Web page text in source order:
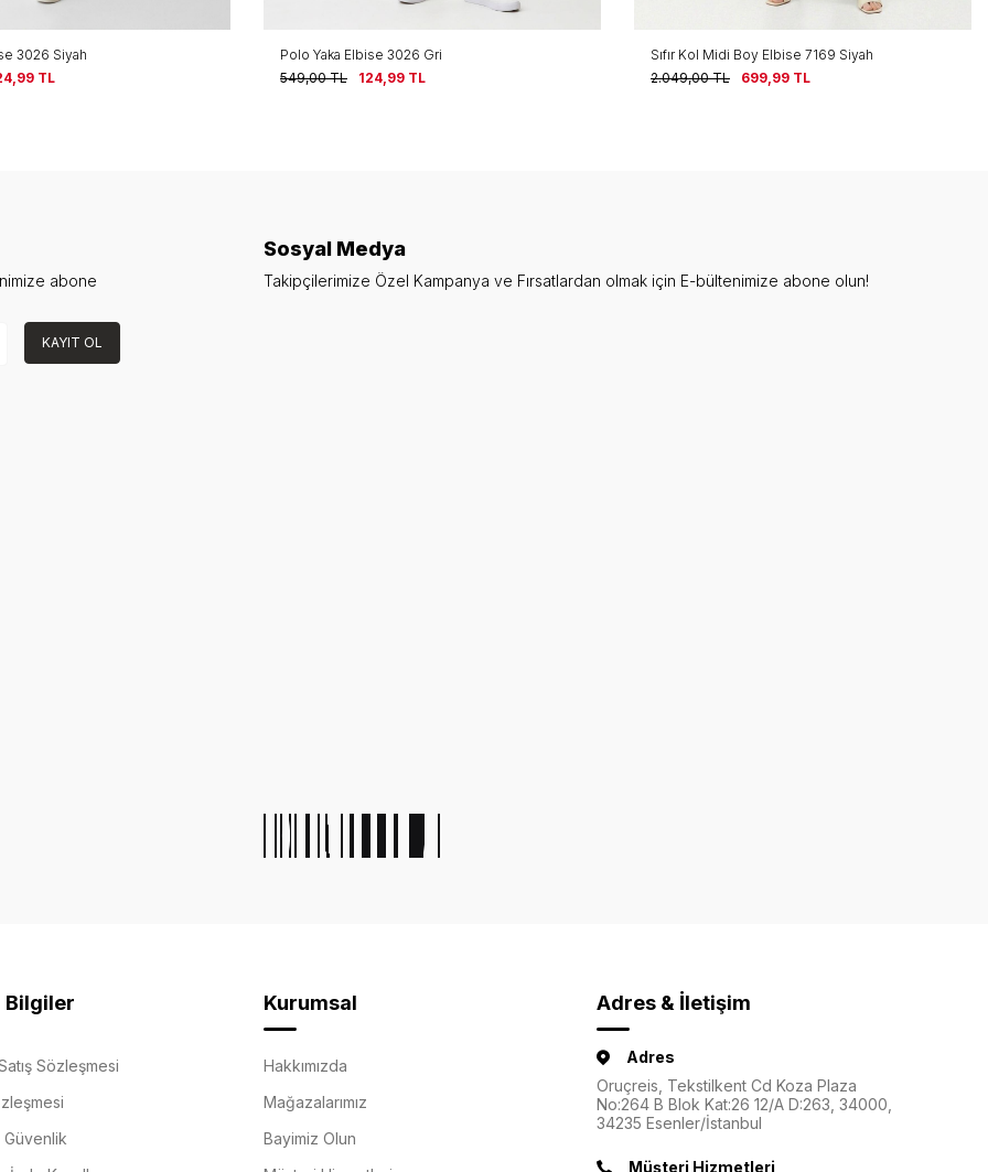
3026 Siyah
TL
Polo Yaka Elbise 3026 Gri
549,00TL 124,99 TL
Sıfır Kol Midi Boy Elbise 7169 Siyah
2.049,00TL 699,99 TL
abone
KAYIT OL
Sosyal Medya
Takipçilerimize Özel Kampanya ve Fırsatlardan olmak için E-bültenimize abone olun!
Bilgiler
Sözleşmesi
Kurumsal
Hakkımızda
Mağazalarımız
Bayimiz Olun
Adres & İletişim
Adres
Oruçreis, Tekstilkent Cd Koza Plaza
No:264 B Blok Kat:26 12/A D:263, 34000,
34235 Esenler/İstanbul
Müşteri Hizmetleri